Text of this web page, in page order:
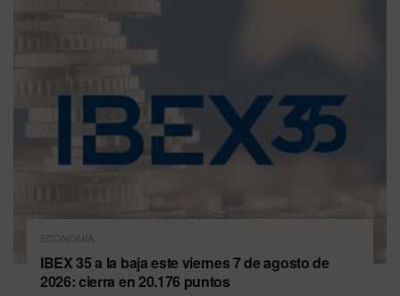
ECONOMÍA
IBEX 35 a la baja este viernes 7 de agosto de
2026: cierra en 20.176 puntos